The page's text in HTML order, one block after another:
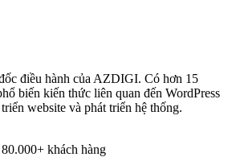
điều hành của AZDIGI. Có hơn 15
biến kiến thức liên quan đến WordPress
website và phát triển hệ thống.
khách hàng